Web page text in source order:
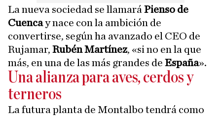
La nueva sociedad se llamará Pienso de
Cuencay nace con la ambición de
convertirse, según ha avanzado el CEO de
Rujamar, Rubén Martínez, «si no en la que
más, en una de las más grandes de España».
Una alianza para aves, cerdos y
terneros
La futura planta de Montalbo tendrá como